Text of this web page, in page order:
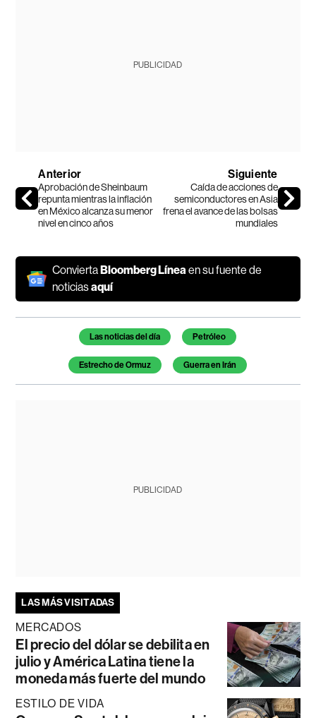
PUBLICIDAD
Anterior
Aprobación de Sheinbaum
repunta mientras la inflación
en México alcanza su menor
nivel en cinco años
Siguiente
Caída de acciones de
semiconductores en Asia
frena el avance de las bolsas
mundiales
ConviertaBloomberg Líneaen su fuente de
noticiasaquí
Temas de este artículo
Las noticias del día Petróleo
Estrecho de Ormuz Guerra en Irán
PUBLICIDAD
LAS MÁS VISITADAS
MERCADOS
El precio del dólar se debilita en
julio y América Latina tiene la
moneda más fuerte del mundo
ESTILO DE VIDA